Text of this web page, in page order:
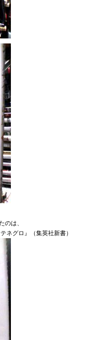
のは、
ネグロ』（集英社新書）